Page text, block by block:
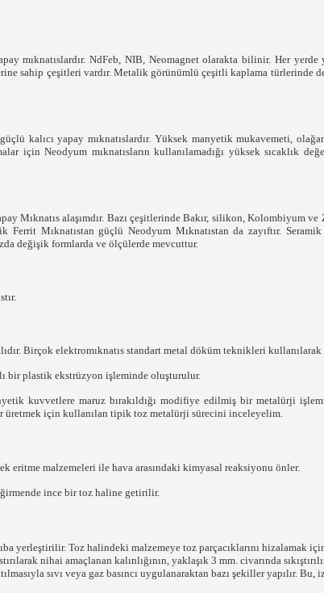
mıknatıslardır. NdFeb, NIB, Neomagnet olarakta bilinir. Her yerde
sahip çeşitleri vardır. Metalik görünümlü çeşitli kaplama türlerinde
kalıcı yapay mıknatıslardır. Yüksek manyetik mukavemeti,
için Neodyum mıknatısların kullanılamadığı yüksek sıcaklık
Mıknatıs alaşımdır. Bazı çeşitlerinde Bakır, silikon, Kolombiyum
Mıknatıstan güçlü Neodyum Mıknatıstan da zayıftır.
değişik formlarda ve ölçülerde mevcuttur.
Birçok elektromıknatıs standart metal döküm teknikleri
bir plastik ekstrüzyon işleminde oluşturulur.
kuvvetlere maruz bırakıldığı modifiye edilmiş bir metalürji
üretmek için kullanılan tipik toz metalürji sürecini inceleyelim.
eritme malzemeleri ile hava arasındaki kimyasal reaksiyonu önler.
ince bir toz haline getirilir.
yerleştirilir. Toz halindeki malzemeye toz parçacıklarını hizalamak
nihai amaçlanan kalınlığının, yaklaşık 3 mm. civarında
sıvı veya gaz basıncı uygulanaraktan bazı şekiller yapılır. Bu,